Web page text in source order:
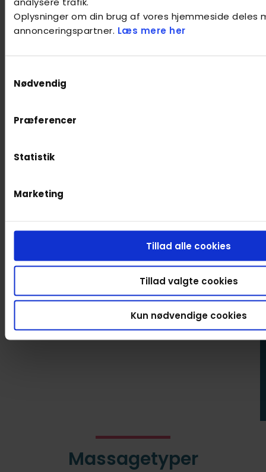
Oplysninger om din brug af vores hjemmeside deles
annonceringspartner. Læs mere her
Nødvendig
Præferencer
Statistik
Marketing
Tillad alle cookies
Tillad valgte cookies
Kun nødvendige cookies
Massagetyper